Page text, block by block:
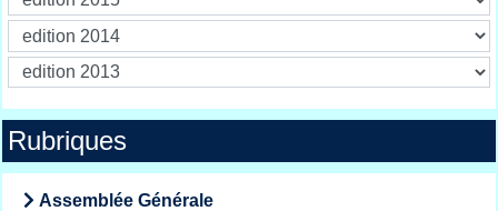
Rubriques
Assemblée Générale